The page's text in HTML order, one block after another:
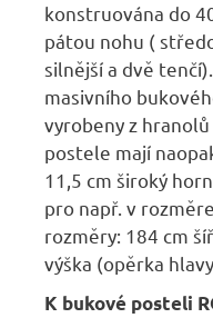
konstruována do
pátou nohu (
silnější a dvě
masivního
vyrobeny z
postele mají
11,5 cm široký
pro např. v
rozměry: 184 cm
výška (opěrka
K bukové posteli